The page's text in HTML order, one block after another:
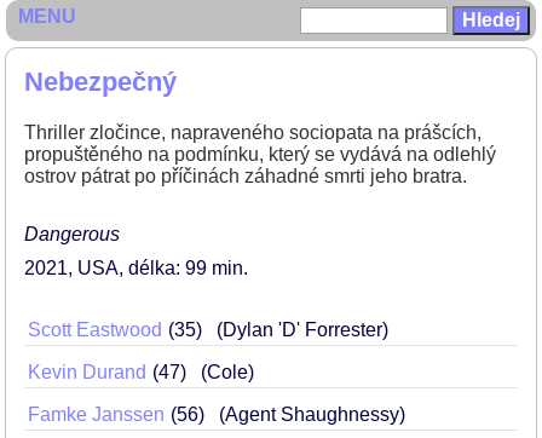
Nebezpečný
Thriller zločince, napraveného sociopata na prášcích,
propuštěného na podmínku, který se vydává na odlehlý
ostrov pátrat po příčinách záhadné smrti jeho bratra.
Dangerous
2021 USA délka: 99 min
Scott Eastwood 35 (Dylan 'D' Forrester)
Kevin Durand 47 (Cole)
Famke Janssen 56 (Agent Shaughnessy)
MENU